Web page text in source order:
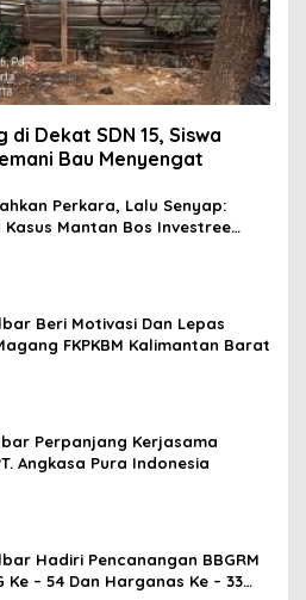
di Dekat SDN 15, Siswa
Bau Menyengat
Perkara, Lalu Senyap:
Kasus Mantan Bos Investree
Beri Motivasi Dan Lepas
FKPKBM Kalimantan Barat
Perpanjang Kerjasama
Angkasa Pura Indonesia
Hadiri Pencanangan BBGRM
Ke – 54 Dan Harganas Ke – 33